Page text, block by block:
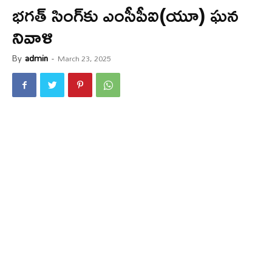
భ‌గ‌త్ సింగ్‌కు ఎంసీపీఐ(యూ) ఘ‌న
నివాళి
By admin - March 23, 2025